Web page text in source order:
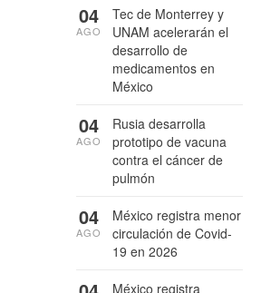
Tec de Monterrey y
UNAM acelerarán el
desarrollo de
medicamentos en
México
04
AGO
Rusia desarrolla
prototipo de vacuna
contra el cáncer de
pulmón
04
AGO
México registra menor
circulación de Covid-
19 en 2026
04
AGO
México registra